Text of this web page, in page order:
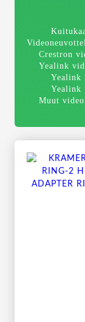
Crestron
Yealink
Yealink
Yealink
Muut